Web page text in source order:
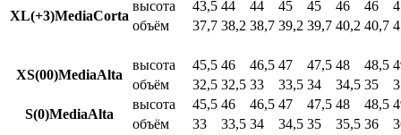
XL(+3)MediaCorta
высота 43,5 44 44 45 45 46 46
объём
37,7 38,2 38,7 39,2 39,7 40,2 40,7
XS(00)MediaAlta
высота 45,5 46 46,5 47 47,5 48 48,5
объём
32,5 32,5 33 33,5 34 34,5 35
S(0)MediaAlta
высота 45,5 46 46,5 47 47,5 48 48,5
объём
33 33,5 34 34,5 35 35,5 36